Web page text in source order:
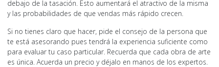
debajo de la tasación. Esto aumentará el atractivo de la misma
y las probabilidades de que vendas más rápido crecen.
Si no tienes claro que hacer, pide el consejo de la persona que
te está asesorando pues tendrá la experiencia suficiente como
para evaluar tu caso particular. Recuerda que cada obra de arte
es única. Acuerda un precio y déjalo en manos de los expertos.